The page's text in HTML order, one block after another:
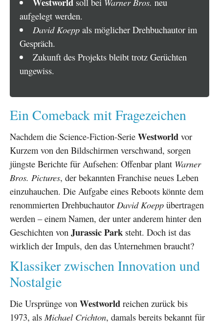
aufgelegt werden.
David Koeppals möglicher Drehbuchautor im
Gespräch.
Zukunft des Projekts bleibt trotz Gerüchten
ungewiss.
Ein Comeback mit Fragezeichen
Nachdem die Science-Fiction-Serie Westworld vor
Kurzem von den Bildschirmen verschwand, sorgen
jüngste Berichte für Aufsehen: Offenbar plant Warner
Bros. Pictures, der bekannten Franchise neues Leben
einzuhauchen. Die Aufgabe eines Reboots könnte dem
renommierten Drehbuchautor David Koepp übertragen
werden – einem Namen, der unter anderem hinter den
Geschichten von Jurassic Park steht. Doch ist das
wirklich der Impuls, den das Unternehmen braucht?
Klassiker zwischen Innovation und
Nostalgie
Die Ursprünge von Westworld reichen zurück bis
1973, alsMichael Crichton, damals bereits bekannt für